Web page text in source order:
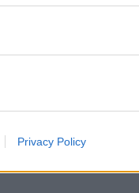
Privacy Policy